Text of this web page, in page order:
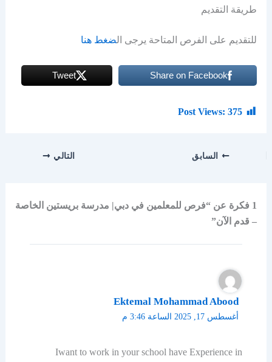
طريقة التقديم
للتقديم على الفرص المتاحة يرجى الضغط هنا
Share on Facebook
Tweet
Post Views: 375
السابق التالي
1 فكرة عن “فرص للمعلمين في دبي| مدرسة بريستين الخاصة
– قدم الآن”
Ektemal Mohammad Abood
أغسطس 17, 2025 الساعة 3:46 م
Iwant to work in your school have Experience in